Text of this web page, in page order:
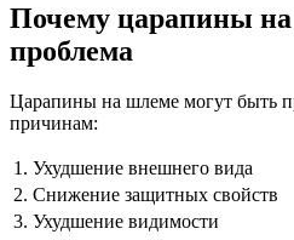
Почему царапины
проблема
Царапины на шлеме могут быть
причинам:
1. Ухудшение внешнего вида
2. Снижение защитных свойств
3. Ухудшение видимости